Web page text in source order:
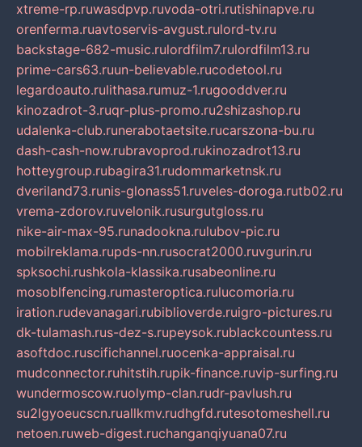
xtreme-rp.ruwasdpvp.ruvoda-otri.rutishinapve.ru
orenferma.ruavtoservis-avgust.rulord-tv.ru
backstage-682-music.rulordfilm7.rulordfilm13.ru
prime-cars63.ruun-believable.rucodetool.ru
legardoauto.rulithasa.rumuz-1.rugooddver.ru
kinozadrot-3.ruqr-plus-promo.ru2shizashop.ru
udalenka-club.runerabotaetsite.rucarszona-bu.ru
dash-cash-now.rubravoprod.rukinozadrot13.ru
hotteygroup.rubagira31.rudommarketnsk.ru
dveriland73.runis-glonass51.ruveles-doroga.rutb02.ru
vrema-zdorov.ruvelonik.rusurgutgloss.ru
nike-air-max-95.runadookna.rulubov-pic.ru
mobilreklama.rupds-nn.rusocrat2000.ruvgurin.ru
spksochi.rushkola-klassika.rusabeonline.ru
mosoblfencing.rumasteroptica.rulucomoria.ru
iration.rudevanagari.rubiblioverde.ruigro-pictures.ru
dk-tulamash.rus-dez-s.rupeysok.rublackcountess.ru
asoftdoc.ruscifichannel.ruocenka-appraisal.ru
mudconnector.ruhitstih.rupik-finance.ruvip-surfing.ru
wundermoscow.ruolymp-clan.rudr-pavlush.ru
su2lgyoeucscn.ruallkmv.rudhgfd.rutesotomeshell.ru
netoen.ruweb-digest.ruchanganqiyuana07.ru